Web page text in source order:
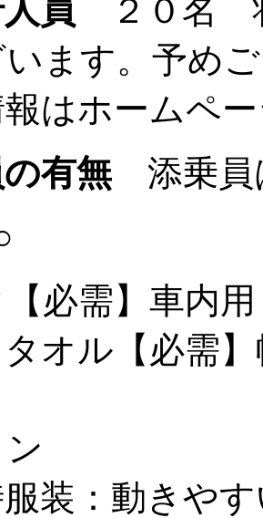
員 ２０名
ます。予め
はホームペ
有無 添乗員
必需】車内用
オル【必需
装：動きや